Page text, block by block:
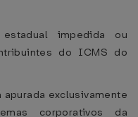
impedida ou
do ICMS do
exclusivamente
corporativos da